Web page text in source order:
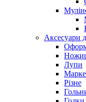
Аксесуари
Лупи
Різне